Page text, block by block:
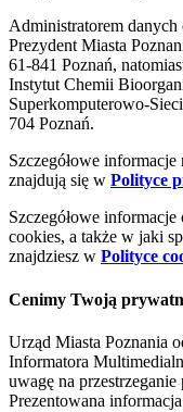
Administratorem
Prezydent Miasta
61-841 Poznań,
Instytut Chemii
Superkomputerowo-
704 Poznań.
Szczegółowe
znajdują się w Polityce
Szczegółowe
cookies, a także w jaki
znajdziesz w Polityce
Cenimy Twoją
Urząd Miasta Poznania
Informatora
uwagę na
Prezentowana